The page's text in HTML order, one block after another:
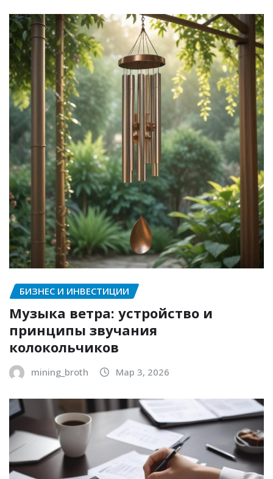
БИЗНЕС И ИНВЕСТИЦИИ
Музыка ветра: устройство и
принципы звучания
колокольчиков
mining_broth Мар 3, 2026